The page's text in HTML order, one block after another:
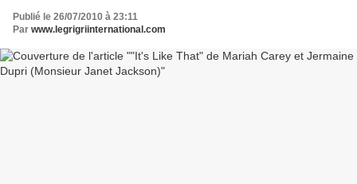
Publié le 26/07/2010 à 23:11
Par www.legrigriinternational.com